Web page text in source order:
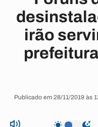
irão
Publicado em 28/11/2019 às